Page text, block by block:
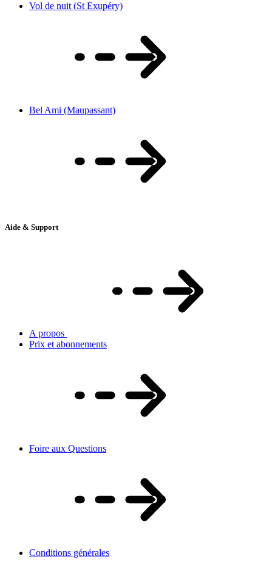
Vol de nuit (St Exupéry)
Bel Ami (Maupassant)
Aide & Support
A propos
Prix et abonnements
Foire aux Questions
Conditions générales